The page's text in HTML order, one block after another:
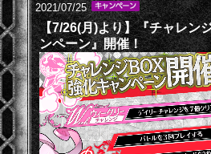
2021/07/25
【7/26(月)より】『チャレン
ンペーン』開催！